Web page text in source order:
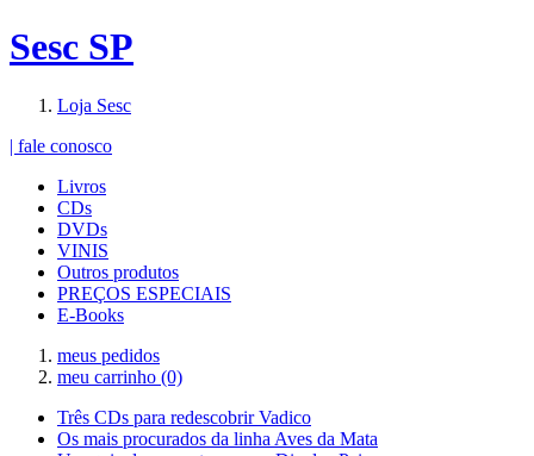
Sesc SP
Loja Sesc
| fale conosco
Livros
CDs
DVDs
VINIS
Outros produtos
PREÇOS ESPECIAIS
E-Books
meus pedidos
meu carrinho (0)
Três CDs para redescobrir Vadico
Os mais procurados da linha Aves da Mata